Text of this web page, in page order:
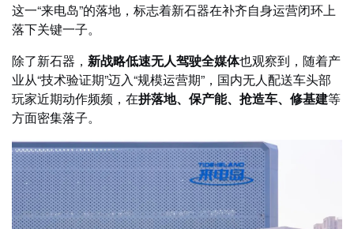
这一“来电岛”的落地，标志着新石器在补齐自身运营闭环上
落下关键一子。
除了新石器， 新战略低速无人驾驶全媒体也观察到，随着产
业从“技术验证期”迈入“规模运营期”，国内无人配送车头部
玩家近期动作频频，在拼落地、保产能、抢造车、修基建等
方面密集落子。